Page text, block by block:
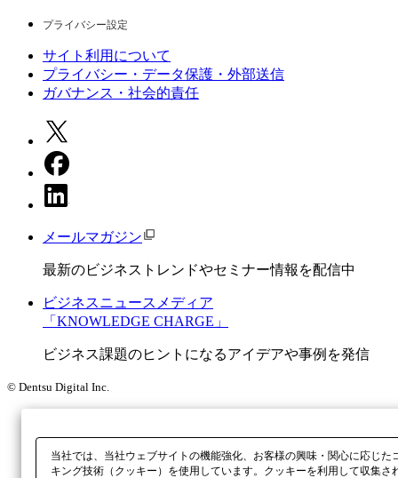
プライバシー設定
サイト利用について
プライバシー・データ保護・外部送信
ガバナンス・社会的責任
メールマガジン
最新のビジネストレンドやセミナー情報を配信中
ビジネスニュースメディア
「KNOWLEDGE CHARGE」
ビジネス課題のヒントになるアイデアや事例を発信
© Dentsu Digital Inc.
当社では、当社ウェブサイトの機能強化、お客様の興味・関心に応じ
キング技術（クッキー）を使用しています。クッキーを利用して収集